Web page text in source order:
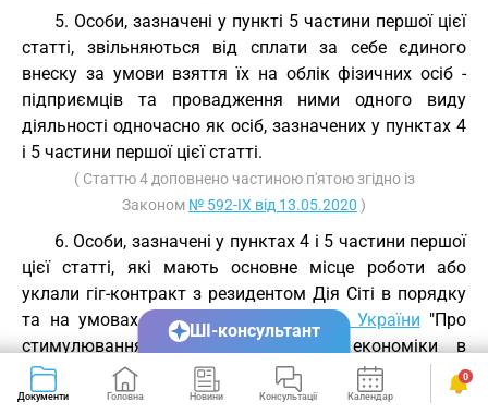
5. Особи, зазначені у пункті 5 частини першої цієї
статті, звільняються від сплати за себе єдиного
внеску за умови взяття їх на облік фізичних осіб -
підприємців та провадження ними одного виду
діяльності одночасно як осіб, зазначених у пунктах 4
і 5 частини першої цієї статті.
( Статтю 4 доповнено частиною п'ятою згідно із
Законом № 592-IX від 13.05.2020 )
6. Особи, зазначені у пунктах 4 і 5 частини першої
цієї статті, які мають основне місце роботи або
уклали гіг-контракт з резидентом Дія Сіті в порядку
та на умовах, передбачених
Законом України "Про
стимулювання розвитку цифрової економіки в
Україні", звільняються від сплати за себе єдиного
внеску за місяці звітного періоду, за які
Документи Головна Новини Консультації Календар Сервіси
0
ШІ-консультант